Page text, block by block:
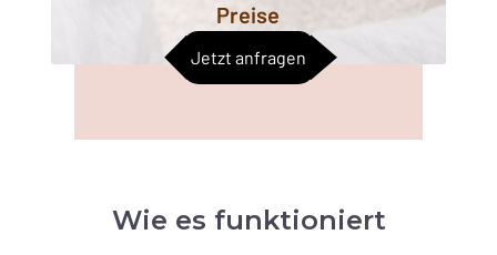
Preise
Jetzt anfragen
Wie es funktioniert